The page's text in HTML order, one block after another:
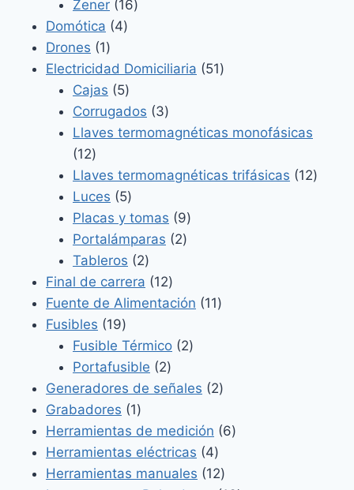
productos
Zener 1616
Domótica 44
Drones 11
producto
Electricidad Domiciliaria 5151
Cajas 55
productos
Corrugados 33
productos
Llaves termomagnéticas monofásicas
1212
productos
Llaves termomagnéticas trifásicas 1212
Luces 55
productos
Placas y tomas 99
productos
Portalámparas 22
Tableros 22
productos
Final de carrera 1212
productos
Fuente de Alimentación 1111
Fusibles 1919
productos
Fusible Térmico 22
Portafusible 22
productos
Generadores de señales 22
Grabadores 11
producto
Herramientas de medición 66
Herramientas eléctricas 44
productos
Herramientas manuales 1212